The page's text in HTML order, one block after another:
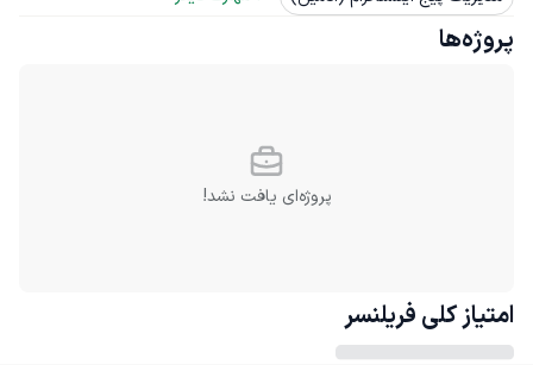
پروژه‌ها
پروژه‌ای یافت نشد!
امتیاز کلی فریلنسر